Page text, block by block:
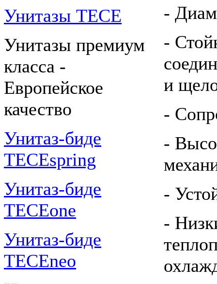
Унитазы TECE
Унитазы премиум
класса -
Европейское
качество
Унитаз-биде
TECEspring
Унитаз-биде
TECEone
Унитаз-биде
TECEneo
-
-
и
-
-
-
-